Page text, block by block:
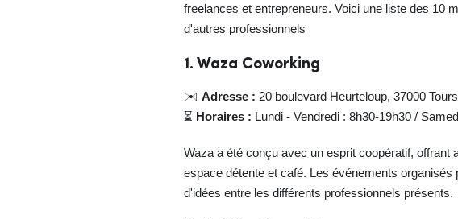
freelances et entrepreneurs. Voici une liste des 10
d'autres professionnels
1. Waza Coworking
✉️ Adresse : 20 boulevard Heurteloup, 37000 Tours
⏳ Horaires : Lundi - Vendredi : 8h30-19h30 /
Waza a été conçu avec un esprit coopératif,
espace détente et café. Les événements
d'idées entre les différents professionnels présents.